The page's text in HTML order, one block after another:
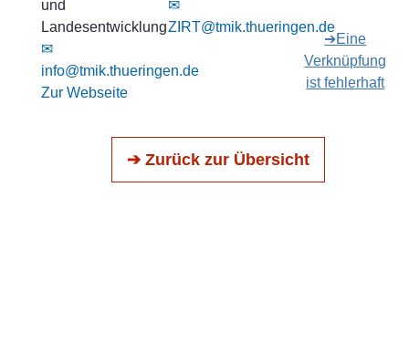
und
Landesentwicklung
✉
info@tmik.thueringen.de
Zur Webseite
✉
ZIRT@tmik.thueringen.de
➔Eine
Verknüpfung
ist fehlerhaft
➔ Zurück zur Übersicht